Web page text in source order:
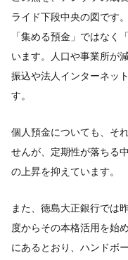
ライド下段中央の図です
「集める預金」ではなく
います。人口や事業所が
振込や法人インターネッ
す。
個人預金についても、そ
せんが、定期性が落ちる
の上昇を抑えています。
また、徳島大正銀行では
度からその本格活用を始
にあるとおり、ハンドボ